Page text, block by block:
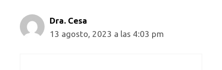
Dra. Cesa
13 agosto, 2023 a las 4:03 pm